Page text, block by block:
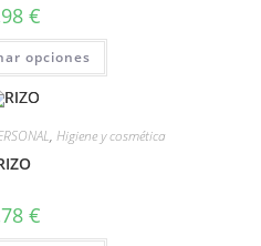
€
opciones
, Higiene y cosmética
€